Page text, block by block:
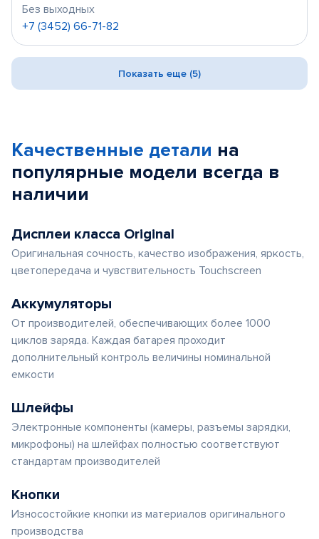
Без выходных
+7 (3452) 66-71-82
Показать еще (5)
Качественные детали на
популярные модели всегда в
наличии
Дисплеи класса Original
Оригинальная сочность, качество изображения, яркость,
цветопередача и чувствительность Touchscreen
Аккумуляторы
От производителей, обеспечивающих более 1000
циклов заряда. Каждая батарея проходит
дополнительный контроль величины номинальной
емкости
Шлейфы
Электронные компоненты (камеры, разъемы зарядки,
микрофоны) на шлейфах полностью соответствуют
стандартам производителей
Кнопки
Износостойкие кнопки из материалов оригинального
производства